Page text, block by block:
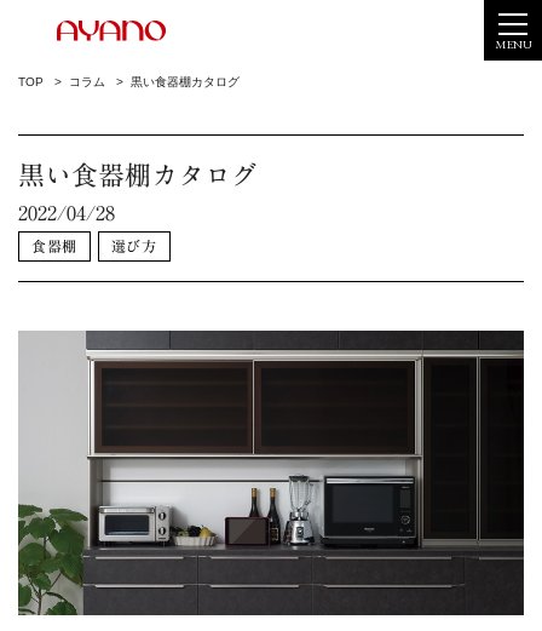
MENU
TOP コラム 黒い食器棚カタログ
黒い食器棚カタログ
2022/04/28
食器棚 選び方